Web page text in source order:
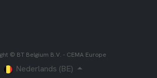
© BT Belgium B.V. - CEMA Europe
Nederlands (BE)